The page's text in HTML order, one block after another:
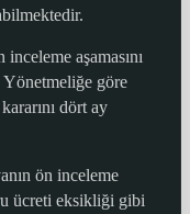
aşamasını
Yönetmeliğe göre
dört ay
ön inceleme
ücreti eksikliği gibi